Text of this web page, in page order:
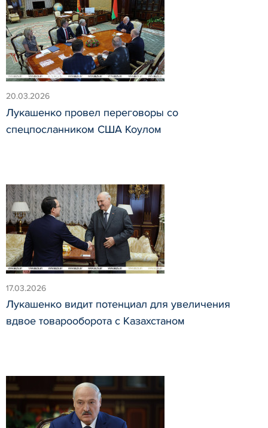
20.03.2026
Лукашенко провел переговоры со
спецпосланником США Коулом
17.03.2026
Лукашенко видит потенциал для увеличения
вдвое товарооборота с Казахстаном